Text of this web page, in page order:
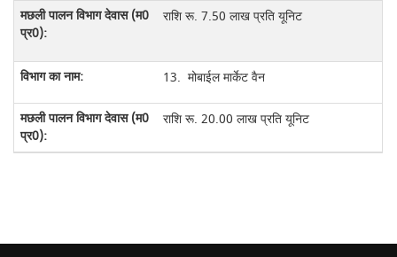
राशि रू. 7.50 लाख प्रति यूनिट
13. मोबाईल मार्केट वैन
राशि रू. 20.00 लाख प्रति यूनिट